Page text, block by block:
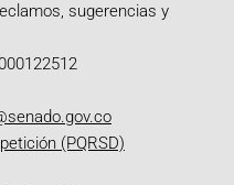
sugerencias y
(PQRSD)